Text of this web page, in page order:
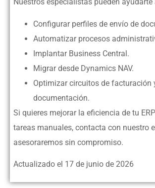
Configurar perfiles de envío de
Automatizar procesos
Implantar Business Central.
Migrar desde Dynamics NAV.
Optimizar circuitos de facturación
documentación.
Si quieres mejorar la eficiencia de tu
tareas manuales, contacta con nuestro
asesoraremos sin compromiso.
Actualizado el 17 de junio de 2026